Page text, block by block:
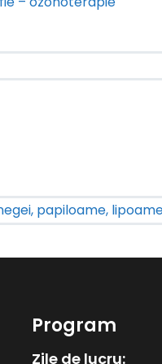
papiloame,
Program
Zile de lucru: